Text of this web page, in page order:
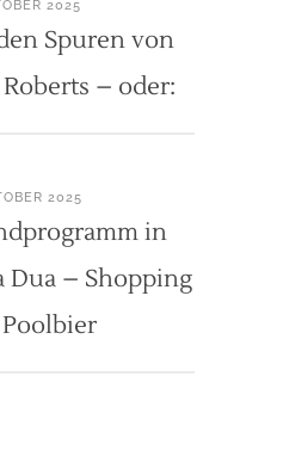
2025
Spuren von
– oder:
2025
in
Dua – Shopping